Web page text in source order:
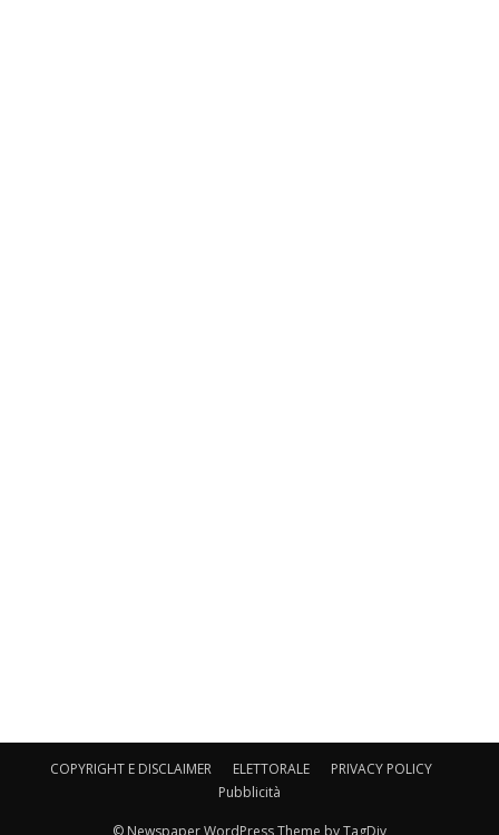
COPYRIGHT E DISCLAIMER ELETTORALE
PRIVACY POLICY
Pubblicità
© Newspaper WordPress Theme by TagDiv